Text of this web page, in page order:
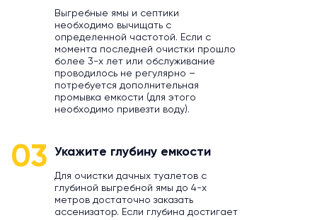
Выгребные ямы и септики
необходимо вычищать с
определенной частотой. Если с
момента последней очистки прошло
более 3-х лет или обслуживание
проводилось не регулярно –
потребуется дополнительная
промывка емкости (для этого
необходимо привезти воду).
03 Укажите глубину емкости
Для очистки дачных туалетов с
глубиной выгребной ямы до 4-х
метров достаточно заказать
ассенизатор. Если глубина достигает